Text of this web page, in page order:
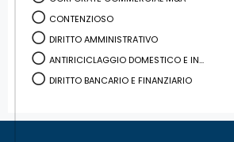
CONTENZIOSO
DIRITTO AMMINISTRATIVO
ANTIRICICLAGGIO DOMESTICO E IN...
DIRITTO BANCARIO E FINANZIARIO